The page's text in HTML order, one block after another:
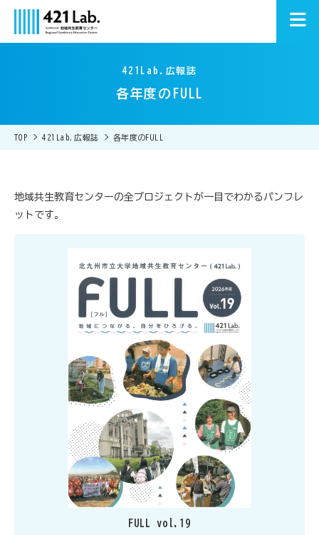
421Lab.広報誌
各年度のFULL
TOP 421Lab.広報誌 各年度のFULL
地域共生教育センターの全プロジェクトが一目でわかるパンフレ
ットです。
FULL vol.19